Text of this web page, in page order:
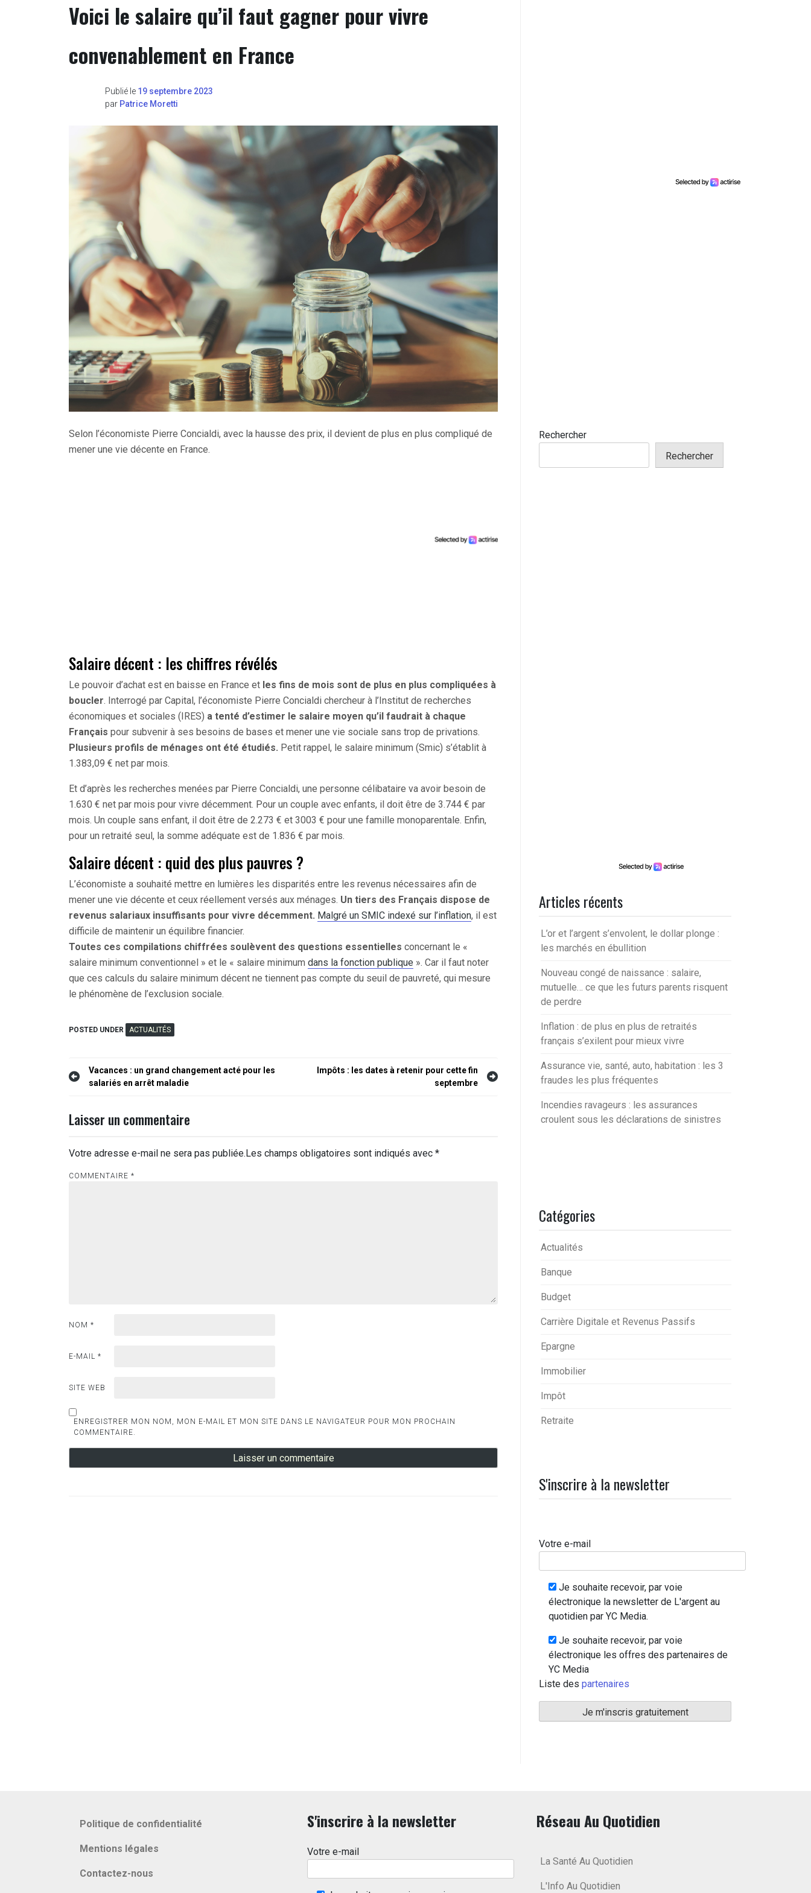
Voici le salaire qu’il faut gagner pour vivre
convenablement en France
Publié le 19 septembre 2023
par Patrice Moretti
Selon l’économiste Pierre Concialdi, avec la hausse des prix, il devient de plus en plus compliqué de
mener une vie décente en France.
Salaire décent : les chiffres révélés
Le pouvoir d’achat est en baisse en France et les fins de mois sont de plus en plus compliquées à
boucler. Interrogé par Capital, l’économiste Pierre Concialdi chercheur à l’Institut de recherches
économiques et sociales (IRES) a tenté d’estimer le salaire moyen qu’il faudrait à chaque
Français pour subvenir à ses besoins de bases et mener une vie sociale sans trop de privations.
Plusieurs profils de ménages ont été étudiés. Petit rappel, le salaire minimum (Smic) s’établit à
1.383,09 € net par mois.
Et d’après les recherches menées par Pierre Concialdi, une personne célibataire va avoir besoin de
1.630 € net par mois pour vivre décemment. Pour un couple avec enfants, il doit être de 3.744 € par
mois. Un couple sans enfant, il doit être de 2.273 € et 3003 € pour une famille monoparentale. Enfin,
pour un retraité seul, la somme adéquate est de 1.836 € par mois.
Salaire décent : quid des plus pauvres ?
L’économiste a souhaité mettre en lumières les disparités entre les revenus nécessaires afin de
mener une vie décente et ceux réellement versés aux ménages. Un tiers des Français dispose de
revenus salariaux insuffisants pour vivre décemment. Malgré un SMIC indexé sur l’inflation, il est
difficile de maintenir un équilibre financier.
Toutes ces compilations chiffrées soulèvent des questions essentielles concernant le «
salaire minimum conventionnel » et le « salaire minimum dans la fonction publique ». Car il faut noter
que ces calculs du salaire minimum décent ne tiennent pas compte du seuil de pauvreté, qui mesure
le phénomène de l’exclusion sociale.
POSTED UNDER ACTUALITÉS
Navigation
l’article
Vacances : un grand changement acté pour les
salariés en arrêt maladie
Impôts : les dates à retenir pour cette fin
septembre
Laisser un commentaire
Votre adresse e-mail ne sera pas publiée.Les champs obligatoires sont indiqués avec *
COMMENTAIRE *
NOM *
E-MAIL *
SITE WEB
ENREGISTRER MON NOM, MON E-MAIL ET MON SITE DANS LE NAVIGATEUR POUR MON PROCHAIN
COMMENTAIRE.
Rechercher
Rechercher
Articles récents
L’or et l’argent s’envolent, le dollar plonge :
les marchés en ébullition
Nouveau congé de naissance : salaire,
mutuelle… ce que les futurs parents risquent
de perdre
Inflation : de plus en plus de retraités
français s’exilent pour mieux vivre
Assurance vie, santé, auto, habitation : les 3
fraudes les plus fréquentes
Incendies ravageurs : les assurances
croulent sous les déclarations de sinistres
Catégories
Actualités
Banque
Budget
Carrière Digitale et Revenus Passifs
Epargne
Immobilier
Impôt
Retraite
S'inscrire à la newsletter
Votre e-mail
Je souhaite recevoir, par voie
électronique la newsletter de L'argent au
quotidien par YC Media.
Je souhaite recevoir, par voie
électronique les offres des partenaires de
YC Media
Liste des partenaires
Politique de confidentialité
Mentions légales
Contactez-nous
S'inscrire à la newsletter
Votre e-mail
Réseau Au Quotidien
La Santé Au Quotidien
L'Info Au Quotidien